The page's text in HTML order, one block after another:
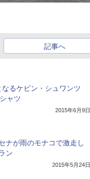
記事へ
るケビン・シュワンツ
ャツ
2015年6月9日
ナが雨のモナコで激走し
ン
2015年5月24日